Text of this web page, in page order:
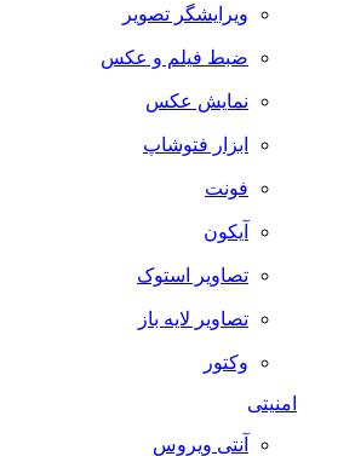
ویرایشگر تصویر
ضبط فيلم و عكس
نمایش عکس
ابزار فتوشاپ
فونت
آیکون
تصاویر استوک
تصاویر لایه باز
وکتور
امنیتی
آنتی ویروس